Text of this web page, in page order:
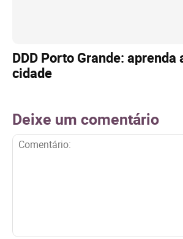
DDD Porto Grande: aprenda
cidade
Deixe um comentário